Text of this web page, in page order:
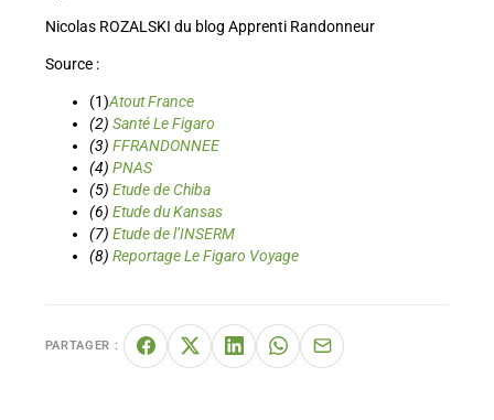
Nicolas ROZALSKI du blog Apprenti Randonneur
Source :
(1)Atout France
(2) Santé Le Figaro
(3) FFRANDONNEE
(4) PNAS
(5) Etude de Chiba
(6) Etude du Kansas
(7) Etude de l’INSERM
(8) Reportage Le Figaro Voyage
PARTAGER :